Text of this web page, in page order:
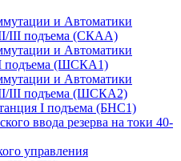
и Автоматики
III подъема (СКАА)
и Автоматики
I подъема (ШСКА1)
и Автоматики
II/III подъема (ШСКА2)
I подъема (БНС1)
ввода резерва на токи 40-
управления